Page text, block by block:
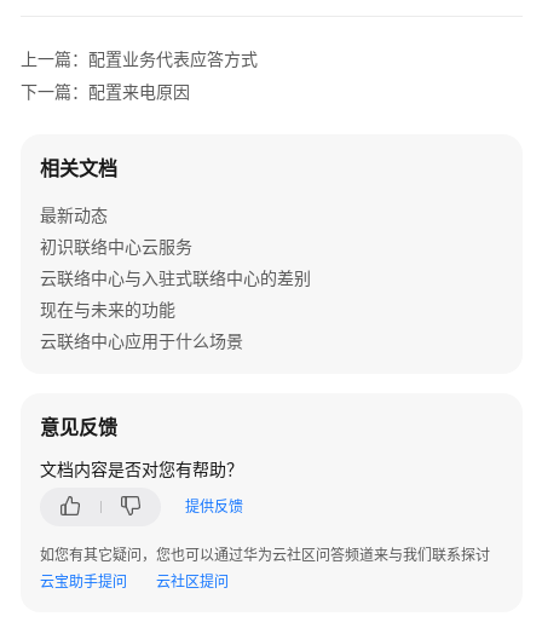
用
人
务
视
频
服
工
作
上一篇：配置业务代表应答方式
下一篇：配置来电原因
相关文档
最新动态
初识联络中心云服务
云联络中心与入驻式联络中心的差别
现在与未来的功能
云联络中心应用于什么场景
意见反馈
文档内容是否对您有帮助？
提供反馈
如您有其它疑问，您也可以通过华为云社区问答频道来与我们联系探讨
云宝助手提问
云社区提问